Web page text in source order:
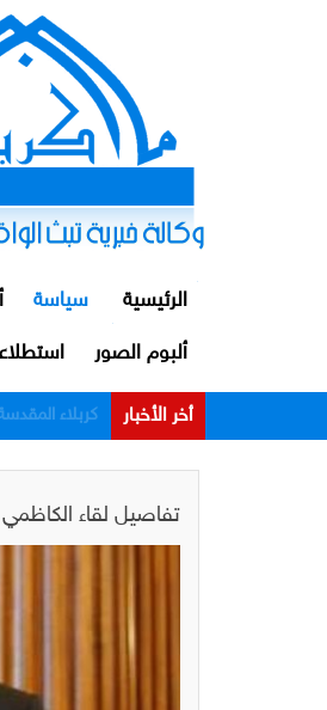
الرئيسية سياسة
ألبوم الصور
أخر الأخبار الداخلية:
تفاصيل لقاء